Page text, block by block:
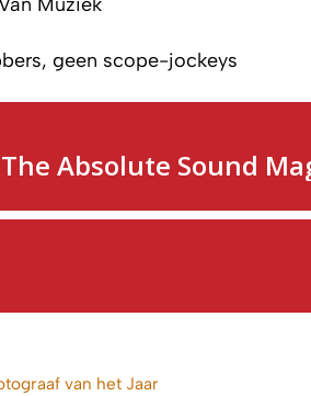
geen scope-jockeys
van het Jaar